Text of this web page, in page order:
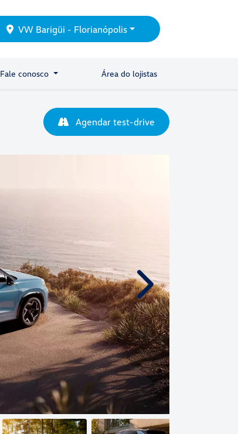
VW Barigüi - Florianópolis
Fale conosco Área do lojistas
Agendar test-drive
Próximo